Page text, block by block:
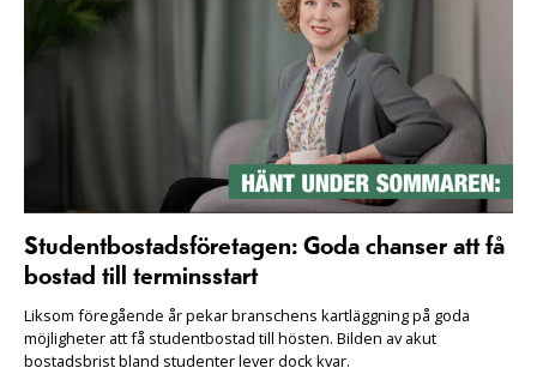
Studentbostadsföretagen: Goda chanser att få
bostad till terminsstart
Liksom föregående år pekar branschens kartläggning på goda
möjligheter att få studentbostad till hösten. Bilden av akut
bostadsbrist bland studenter lever dock kvar.